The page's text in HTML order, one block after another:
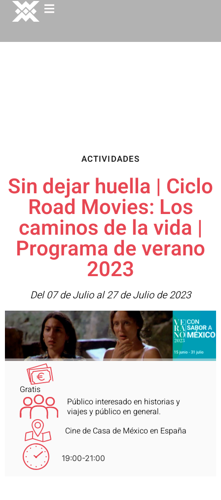
ACTIVIDADES
Sin dejar huella​​ | Ciclo
Road Movies: Los
caminos de la vida |
Programa de verano
2023
Del 07 de Julio al 27 de Julio de 2023
Gratis
Público interesado en historias y
viajes y público en general.
Cine de Casa de México en España
19:00-21:00